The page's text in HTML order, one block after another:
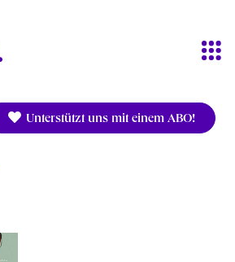
Unterstützt uns mit einem ABO!